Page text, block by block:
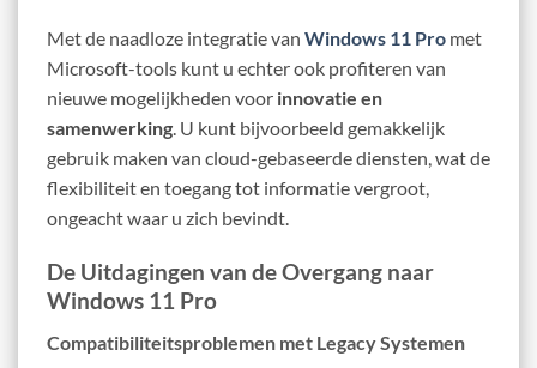
Met de naadloze integratie van Windows 11 Pro met
Microsoft-tools kunt u echter ook profiteren van
nieuwe mogelijkheden voor innovatie en
samenwerking. U kunt bijvoorbeeld gemakkelijk
gebruik maken van cloud-gebaseerde diensten, wat de
flexibiliteit en toegang tot informatie vergroot,
ongeacht waar u zich bevindt.
De Uitdagingen van de Overgang naar
Windows 11 Pro
Compatibiliteitsproblemen met Legacy Systemen